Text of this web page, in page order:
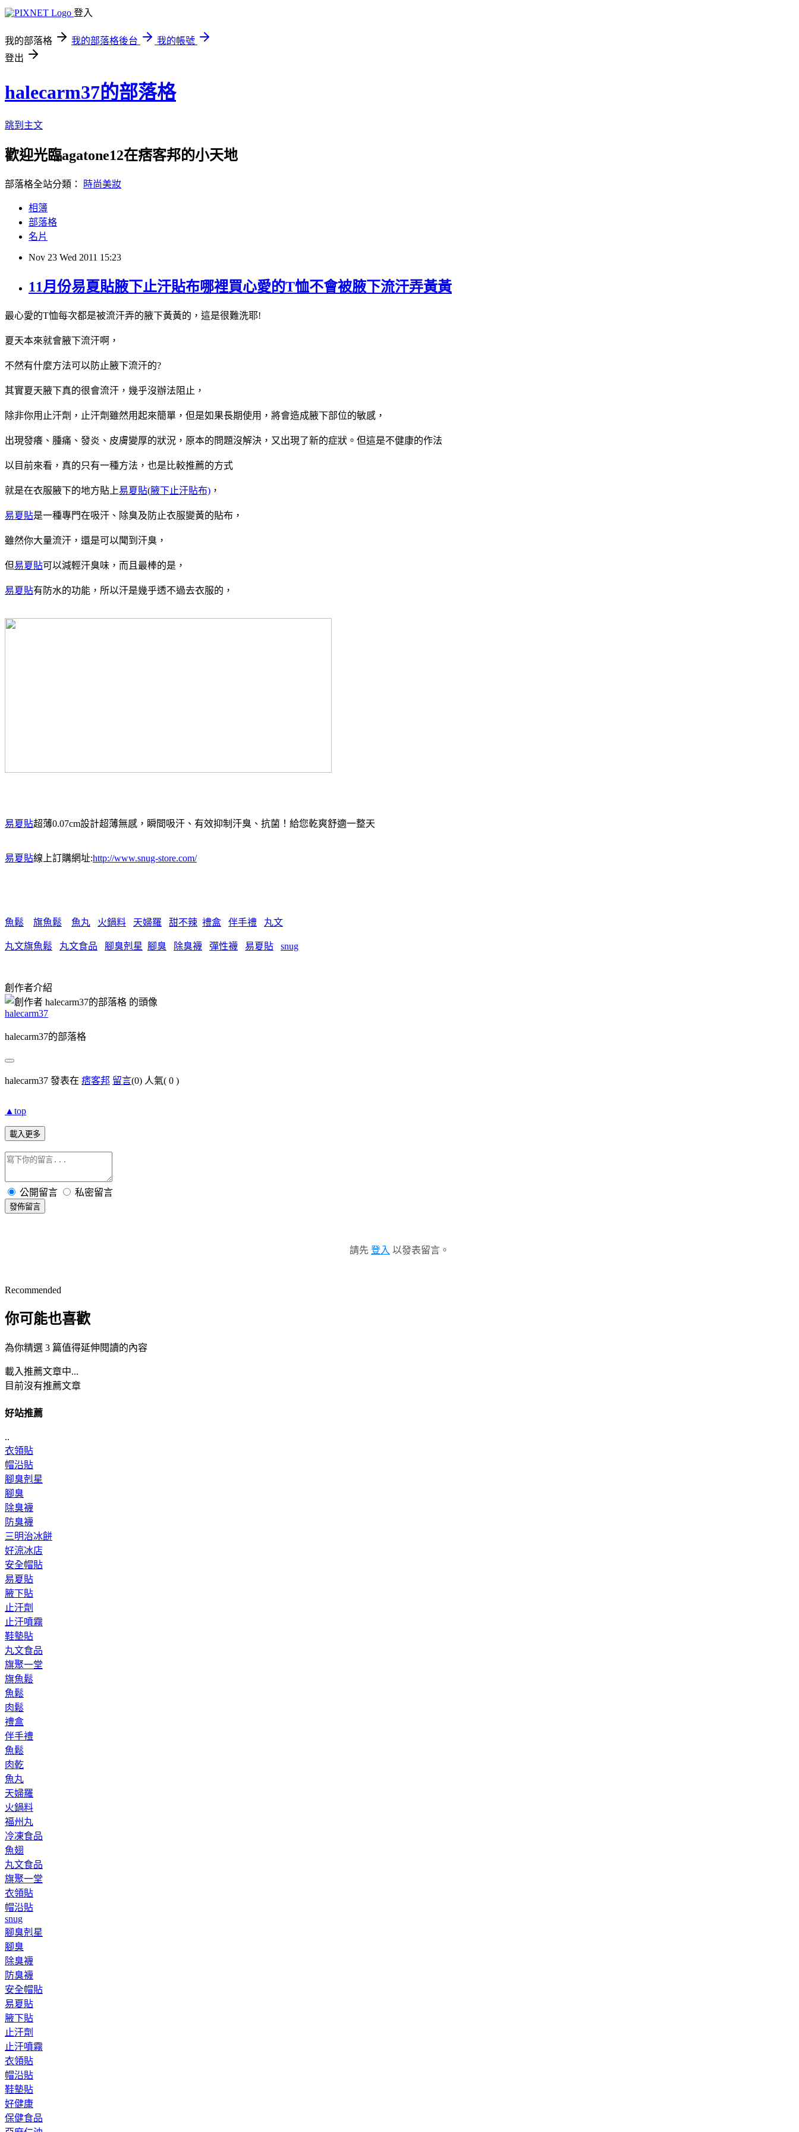
登入
我的部落格 我的部落格後台
我的帳號
登出
halecarm37的部落格
跳到主文
歡迎光臨agatone12在痞客邦的小天地
部落格全站分類： 時尚美妝
相簿
部落格
名片
Nov 23 Wed 2011 15:23
11月份易夏貼腋下止汗貼布哪裡買心愛的T恤不會被腋下流汗弄黃黃
最心愛的T恤每次都是被流汗弄的腋下黃黃的，這是很難洗耶!
夏天本來就會腋下流汗啊，
不然有什麼方法可以防止腋下流汗的?
其實夏天腋下真的很會流汗，幾乎沒辦法阻止，
除非你用止汗劑，止汗劑雖然用起來簡單，但是如果長期使用，將會造成腋下部位的敏感，
出現發癢、腫痛、發炎、皮膚變厚的狀況，原本的問題沒解決，又出現了新的症狀。但這是不健康的作法
以目前來看，真的只有一種方法，也是比較推薦的方式
就是在衣服腋下的地方貼上易夏貼(腋下止汗貼布) ，
易夏貼是一種專門在吸汗、除臭及防止衣服變黃的貼布，
雖然你大量流汗，還是可以聞到汗臭，
但易夏貼可以減輕汗臭味，而且最棒的是，
易夏貼有防水的功能，所以汗是幾乎透不過去衣服的，
易夏貼超薄0.07cm設計超薄無感，瞬間吸汗、有效抑制汗臭、抗菌！給您乾爽舒適一整天
易夏貼線上訂購網址:http://www.snug-store.com/
魚鬆 旗魚鬆 魚丸 火鍋料 天婦羅 甜不辣 禮盒 伴手禮 丸文
丸文旗魚鬆 丸文食品 腳臭剋星 腳臭 除臭襪 彈性襪 易夏貼 snug
創作者介紹
halecarm37
halecarm37的部落格
halecarm37 發表在 痞客邦 留言(0) 人氣( 0 )
▲top
載入更多
公開留言 私密留言
發佈留言
請先 登入 以發表留言。
Recommended
你可能也喜歡
為你精選 3 篇值得延伸閱讀的內容
載入推薦文章中...
目前沒有推薦文章
好站推薦
..
衣領貼
帽沿貼
腳臭剋星
腳臭
除臭襪
防臭襪
三明治冰餅
好涼冰店
安全帽貼
易夏貼
腋下貼
止汗劑
止汗噴霧
鞋墊貼
丸文食品
旗聚一堂
旗魚鬆
魚鬆
肉鬆
禮盒
伴手禮
魚鬆
肉乾
魚丸
天婦羅
火鍋料
福州丸
冷凍食品
魚翅
丸文食品
旗聚一堂
衣領貼
帽沿貼
snug
腳臭剋星
腳臭
除臭襪
防臭襪
安全帽貼
易夏貼
腋下貼
止汗劑
止汗噴霧
衣領貼
帽沿貼
鞋墊貼
好健康
保健食品